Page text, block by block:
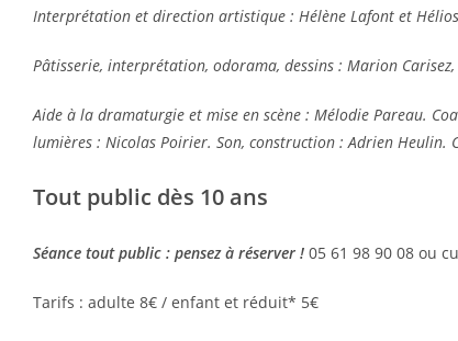
Interprétation et direction artistique : Hélène Lafont et
Pâtisserie, interprétation, odorama, dessins : Marion Carisez,
Aide à la dramaturgie et mise en scène : Mélodie Pareau.
lumières : Nicolas Poirier. Son, construction : Adrien Heulin.​
Tout public dès 10 ans
Séance tout public : pensez à réserver ! 05 61 98 90 08 ou
Tarifs : adulte 8€ / enfant et réduit* 5€